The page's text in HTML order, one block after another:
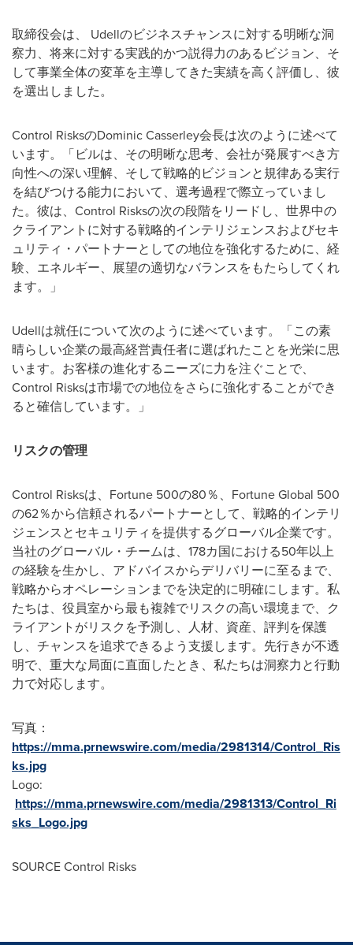
取締役会は、 Udellのビジネスチャンスに対する明晰な洞
察力、将来に対する実践的かつ説得力のあるビジョン、そ
して事業全体の変革を主導してきた実績を高く評価し、彼
を選出しました。
Control RisksのDominic Casserley会長は次のように述べて
います。「ビルは、その明晰な思考、会社が発展すべき方
向性への深い理解、そして戦略的ビジョンと規律ある実行
を結びつける能力において、選考過程で際立っていまし
た。彼は、Control Risksの次の段階をリードし、世界中の
クライアントに対する戦略的インテリジェンスおよびセキ
ュリティ・パートナーとしての地位を強化するために、経
験、エネルギー、展望の適切なバランスをもたらしてくれ
ます。」
Udellは就任について次のように述べています。「この素
晴らしい企業の最高経営責任者に選ばれたことを光栄に思
います。お客様の進化するニーズに力を注ぐことで、
Control Risksは市場での地位をさらに強化することができ
ると確信しています。」
リスクの管理
Control Risksは、Fortune 500の80％、Fortune Global 500
の62％から信頼されるパートナーとして、戦略的インテリ
ジェンスとセキュリティを提供するグローバル企業です。
当社のグローバル・チームは、178カ国における50年以上
の経験を生かし、アドバイスからデリバリーに至るまで、
戦略からオペレーションまでを決定的に明確にします。私
たちは、役員室から最も複雑でリスクの高い環境まで、ク
ライアントがリスクを予測し、人材、資産、評判を保護
し、チャンスを追求できるよう支援します。先行きが不透
明で、重大な局面に直面したとき、私たちは洞察力と行動
力で対応します。
写真：
https://mma.prnewswire.com/media/2981314/Control_Ris
ks.jpg
Logo:
https://mma.prnewswire.com/media/2981313/Control_Ri
sks_Logo.jpg
SOURCE Control Risks